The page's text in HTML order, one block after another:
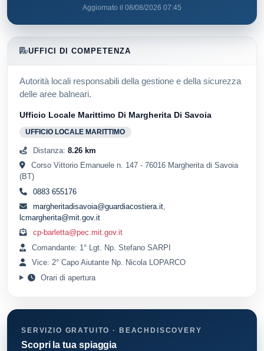
Aggiornato il 08/08/2026 07:45
UFFICI DI COMPETENZA
Autorità locali responsabili della gestione e della sicurezza
delle aree balneari.
Ufficio Locale Marittimo Di Margherita Di Savoia
UFFICIO LOCALE MARITTIMO
Distanza: 8.26 km
Corso Vittorio Emanuele n. 147 - 76016 Margherita di Savoia
(BT)
0883 655176
margheritadisavoia@guardiacostiera.it,
lcmargherita@mit.gov.it
cp-barletta@pec.mit.gov.it
Comandante: 1° Lgt. Np. Stefano SARPI
Vice: 2° Capo Aiutante Np. Nicola LOPARCO
Orari di apertura
SERVIZIO GRATUITO · BEACHDISCOVERY
Scopri la tua spiaggia